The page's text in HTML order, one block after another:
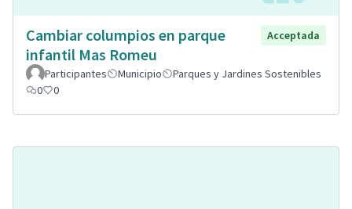
Cambiar columpios en parque
infantil Mas Romeu
Acceptada
Participantes Municipio
Parques y Jardines Sostenibles
0
0